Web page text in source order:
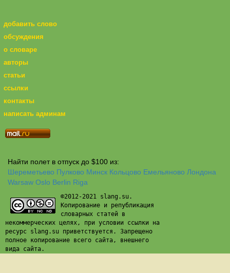
добавить слово
обсуждения
о словаре
авторы
статьи
ссылки
контакты
написать админам
Найти полет в отпуск до $100 из:
Шереметьево Пулково Минск Кольцово Емельяново Лондона
Warsaw Oslo Berlin Riga
©2012-2021 slang.su.
Копирование и републикация
словарных статей в
некоммерческих целях, при условии ссылки на
ресурс slang.su приветствуется. Запрещено
полное копирование всего сайта, внешнего
вида сайта.